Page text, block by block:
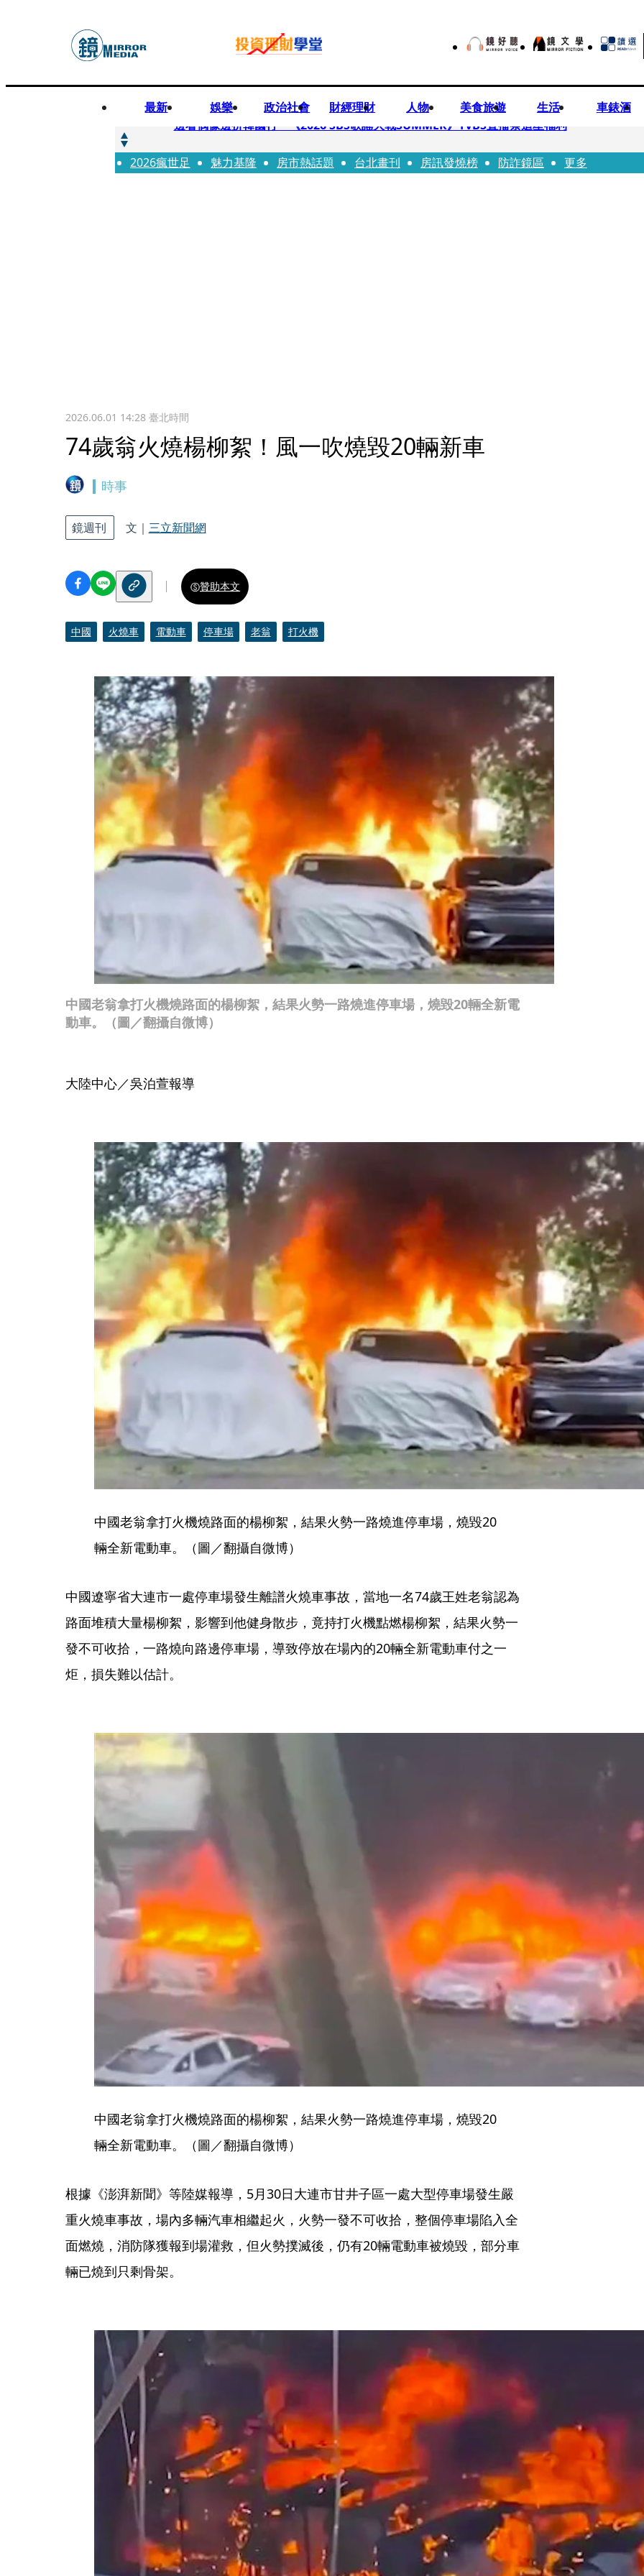
最新 娛樂 政治社會 財經理財 人物 美食旅遊 生活 車錶酒
快訊
邊看偶像邊拚韓國行 《2026 SBS歌謠大戰SUMMER》TVBS直播祭追星福利
快訊
代誌大條火急跳船？ 宏碁派任李文詳接掌兆基屋管2天就喊撤出！
2026瘋世足 魅力基隆 房市熱話題 台北畫刊 房訊發燒榜 防詐鏡區 更多
2026.06.01 14:28臺北時間
74歲翁火燒楊柳絮！風一吹燒毀20輛新車
時事
中國老翁拿打火機燒路面的楊柳絮，結果火勢一路燒進停車場，燒毀20輛全新電
動車。（圖／翻攝自微博）
鏡週刊 文｜ 三立新聞網
贊助本文
中國 火燒車 電動車 停車場 老翁 打火機
大陸中心／吳泊萱報導
中國老翁拿打火機燒路面的楊柳絮，結果火勢一路燒進停車場，燒毀20
輛全新電動車。（圖／翻攝自微博）
中國遼寧省大連市一處停車場發生離譜火燒車事故，當地一名74歲王姓老翁認為
路面堆積大量楊柳絮，影響到他健身散步，竟持打火機點燃楊柳絮，結果火勢一
發不可收拾，一路燒向路邊停車場，導致停放在場內的20輛全新電動車付之一
炬，損失難以估計。
中國老翁拿打火機燒路面的楊柳絮，結果火勢一路燒進停車場，燒毀20
輛全新電動車。（圖／翻攝自微博）
根據《澎湃新聞》等陸媒報導，5月30日大連市甘井子區一處大型停車場發生嚴
重火燒車事故，場內多輛汽車相繼起火，火勢一發不可收拾，整個停車場陷入全
面燃燒，消防隊獲報到場灌救，但火勢撲滅後，仍有20輛電動車被燒毀，部分車
輛已燒到只剩骨架。